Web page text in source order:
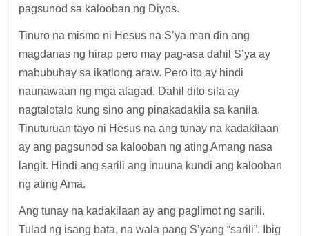
pagsunod sa kalooban ng Diyos.
Tinuro na mismo ni Hesus na S’ya man din ang
magdanas ng hirap pero may pag-asa dahil S’ya ay
mabubuhay sa ikatlong araw. Pero ito ay hindi
naunawaan ng mga alagad. Dahil dito sila ay
nagtalotalo kung sino ang pinakadakila sa kanila.
Tinuturuan tayo ni Hesus na ang tunay na kadakilaan
ay ang pagsunod sa kalooban ng ating Amang nasa
langit. Hindi ang sarili ang inuuna kundi ang kalooban
ng ating Ama.
Ang tunay na kadakilaan ay ang paglimot ng sarili.
Tulad ng isang bata, na wala pang S’yang “sarili”. Ibig